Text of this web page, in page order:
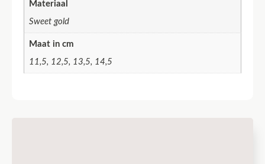
Materiaal
Sweet gold
Maat in cm
11,5, 12,5, 13,5, 14,5